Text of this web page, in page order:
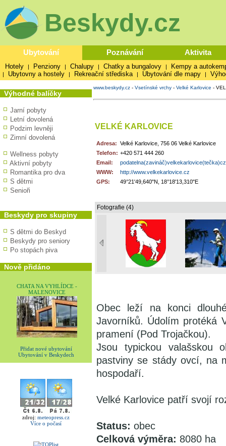
Beskydy.cz
Ubytování Poznávání Aktivita
Hotely | Penziony | Chalupy | Chatky a bungalovy | Kempy a
| Ubytovny a hostely | Rekreační střediska | Ubytování dle mapy |
Výhodné balíčky
Jarní pobyty
Letní dovolená
Podzim levněji
Zimní dovolená
Wellness pobyty
Aktivní pobyty
Romantika pro dva
S dětmi
Senioři
Beskydy pro skupiny
S dětmi do Beskyd
Beskydy pro seniory
Po stopách piva
Nově přidáno
CHATA NA VYHLÍDCE -
MALENOVICE
Přidat nové ubytování
Ubytování v Beskydech
zdroj: meteopress.cz
Více o počasí
www.beskydy.cz - Vsetínské vrchy - Velké Karlovice -
VELKÉ KARLOVICE
Adresa: Velké Karlovice, 756 06 Velké Karlovice
Telefon: +420 571 444 260
Email:
podatelna(zavináč)velkekarlovice(tečka)cz
WWW:
http://www.velkekarlovice.cz
GPS:
49°21'49,640"N, 18°18'13,310"E
Fotografie (4)
Obec leží na konci
Javorníků. Údolím protéká
pramení (Pod Trojačkou).
Jsou typickou valašskou
pastviny se stády ovcí, na
hospodaří.
Velké Karlovice patří svojí
Status: obec
Celková výměra: 8080 ha